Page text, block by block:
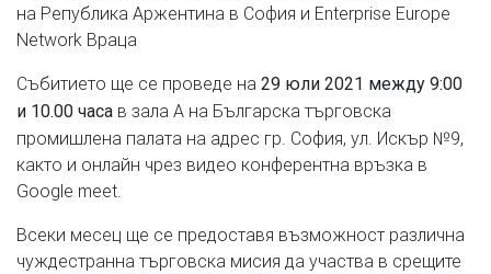
на Република Аржентина в София и Еnterprise Europe
Network Враца
Събитието ще се проведе на 29 юли 2021 между 9:00
и 10.00 часа в зала А на Българска търговска
промишлена палата на адрес гр. София, ул. Искър №9,
както и онлайн чрез видео конферентна връзка в
Google meet.
Всеки месец ще се предоставя възможност различна
чуждестранна търговска мисия да участва в срещите